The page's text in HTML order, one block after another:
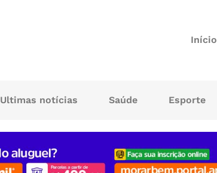
Início
Ultimas notícias Saúde Esporte